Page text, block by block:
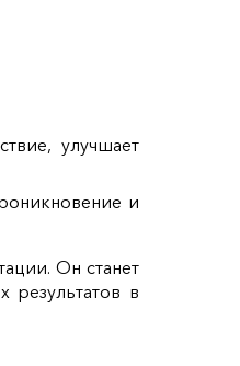
улучшает
и
Он станет
результатов в